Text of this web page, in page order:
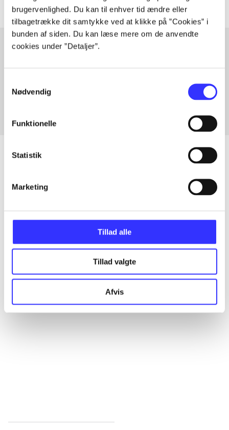
brugervenlighed. Du kan til enhver tid ændre eller
tilbagetrække dit samtykke ved at klikke på ”Cookies” i
bunden af siden. Du kan læse mere om de anvendte
cookies under ”Detaljer”.
Nødvendig
Funktionelle
Statistik
Marketing
Tillad alle
Tillad valgte
Afvis
Artikler